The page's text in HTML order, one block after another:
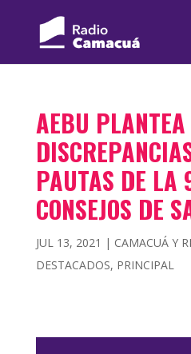
AEBU PLANTEA
PAUTAS DE LA
CONSEJOS DE
JUL 13, 2021 | CAMACUÁ Y
DESTACADOS, PRINCIPAL